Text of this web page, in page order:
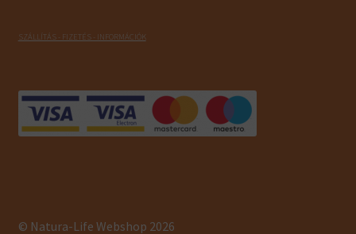
SZÁLLÍTÁS - FIZETÉS - INFORMÁCIÓK
© Natura-Life Webshop 2026